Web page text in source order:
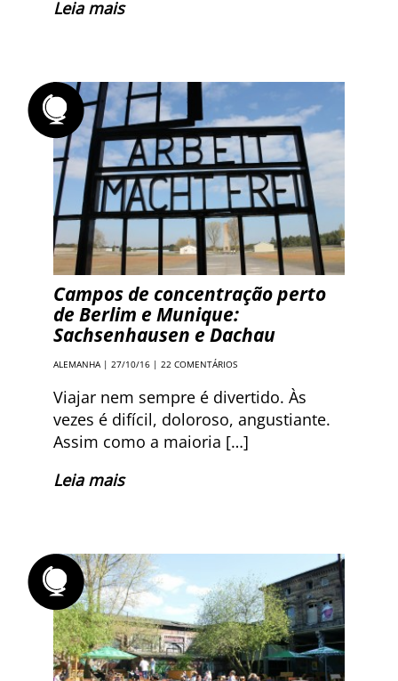
Leia mais
Campos de concentração perto
de Berlim e Munique:
Sachsenhausen e Dachau
ALEMANHA| 27/10/16 | 22 COMENTÁRIOS
Viajar nem sempre é divertido. Às
vezes é difícil, doloroso, angustiante.
Assim como a maioria […]
Leia mais